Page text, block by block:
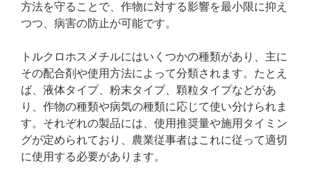
方法を守ることで、作物に対する影響を最小限に抑え
つつ、病害の防止が可能です。
トルクロホスメチルにはいくつかの種類があり、主に
その配合剤や使用方法によって分類されます。たとえ
ば、液体タイプ、粉末タイプ、顆粒タイプなどがあ
り、作物の種類や病気の種類に応じて使い分けられま
す。それぞれの製品には、使用推奨量や施用タイミン
グが定められており、農業従事者はこれに従って適切
に使用する必要があります。